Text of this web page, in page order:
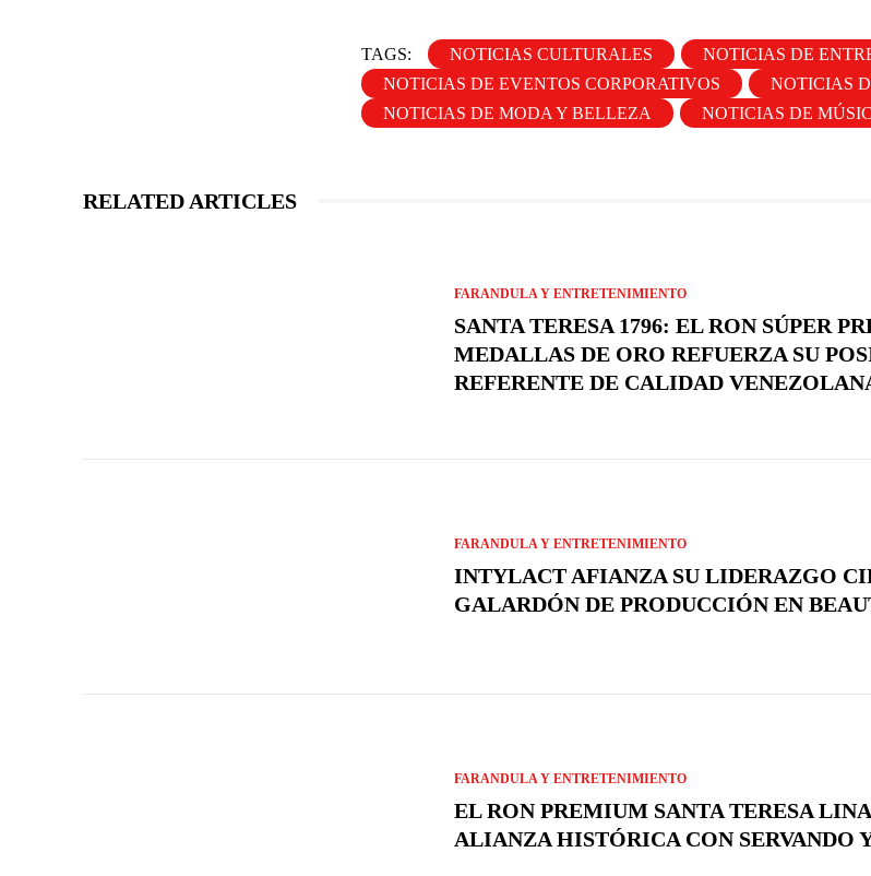
TAGS: NOTICIAS CULTURALES
NOTICIAS DE
NOTICIAS DE EVENTOS CORPORATIVOS
NOTICIAS
NOTICIAS DE MODA Y BELLEZA
NOTICIAS DE
RELATED ARTICLES
FARANDULA Y ENTRETENIMIENTO
SANTA TERESA 1796: EL RON SÚPER
MEDALLAS DE ORO REFUERZA SU
REFERENTE DE CALIDAD
FARANDULA Y ENTRETENIMIENTO
INTYLACT AFIANZA SU LIDERAZGO
GALARDÓN DE PRODUCCIÓN EN
FARANDULA Y ENTRETENIMIENTO
EL RON PREMIUM SANTA TERESA
ALIANZA HISTÓRICA CON SERVANDO